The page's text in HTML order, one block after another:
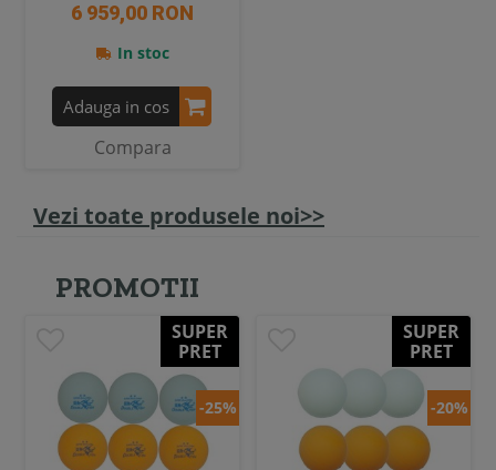
6 959,00 RON
In stoc
Adauga in cos
Compara
Vezi toate produsele noi>>
PROMOTII
SUPER
PRET
-25%
SUPER
PRET
-20%